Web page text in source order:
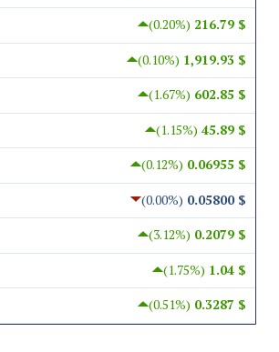
$ 216.79
(0.20%)
$ 1,919.93
(0.10%)
$ 602.85
(1.67%)
$ 45.89
(1.15%)
$ 0.06955
(0.12%)
$ 0.05800
(0.00%)
$ 0.2079
(3.12%)
$ 1.04
(1.75%)
$ 0.3287
(0.51%)